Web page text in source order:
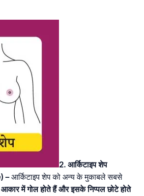
2. आर्किटाइप शेप
– आर्किटाइप शेप को अन्य के मुकाबले सबसे
में गोल होते हैं और इसके निप्पल छोटे होते